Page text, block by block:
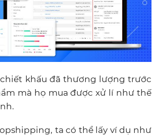
khấu đã thương lượng trước
mà họ mua được xử lí như thế
ta có thể lấy ví dụ như